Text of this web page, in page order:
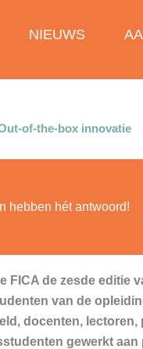
NIEUWS
of-the-box innovatie
hebben hét antwoord!
FICA de zesde editie
van de
docenten,
gewerkt